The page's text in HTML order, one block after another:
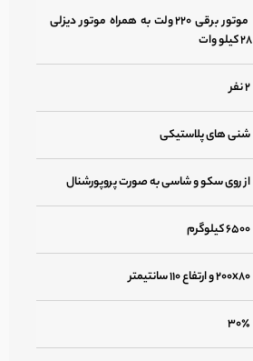
موتور برقی ۲۲۰ ولت به همراه موتور دیزلی
۲۸ کیلو وات
شنی های پلاستیکی
از روی سکو و شاسی به صورت پروپورشنال